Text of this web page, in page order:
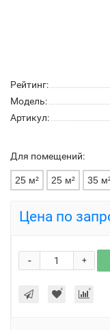
Рейтинг:
Модель:
Артикул:
Для помещений:
25 м² 25 м² 35
Цена по
+
-